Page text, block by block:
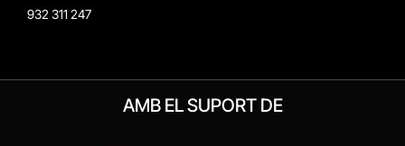
932 311 247
AMB EL SUPORT DE